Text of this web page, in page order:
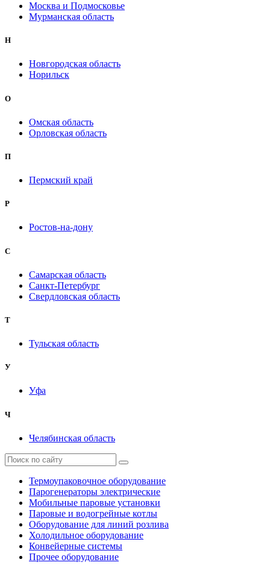
Москва и Подмосковье
Мурманская область
Н
Новгородская область
Норильск
О
Омская область
Орловская область
П
Пермский край
Р
Ростов-на-дону
С
Самарская область
Санкт-Петербург
Свердловская область
Т
Тульская область
У
Уфа
Ч
Челябинская область
Термоупаковочное оборудование
Парогенераторы электрические
Мобильные паровые установки
Паровые и водогрейные котлы
Оборудование для линий розлива
Холодильное оборудование
Конвейерные системы
Прочее оборудование